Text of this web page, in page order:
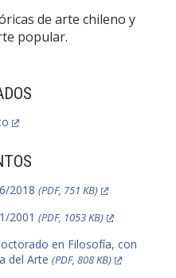
2018 (PDF, 751 KB)
2001 (PDF, 1053 KB)
en Filosofía, con
del Arte (PDF, 808 KB)
de arte chileno y
popular.